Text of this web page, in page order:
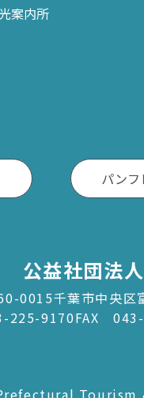
案内所
パン
公益社団法
0015千葉市中央区
225-9170FAX
Tourism